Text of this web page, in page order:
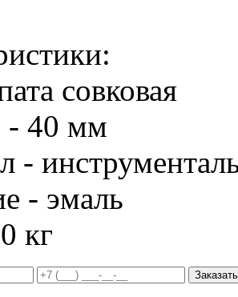
совковая
- 40 мм
-
- эмаль
кг
Заказать